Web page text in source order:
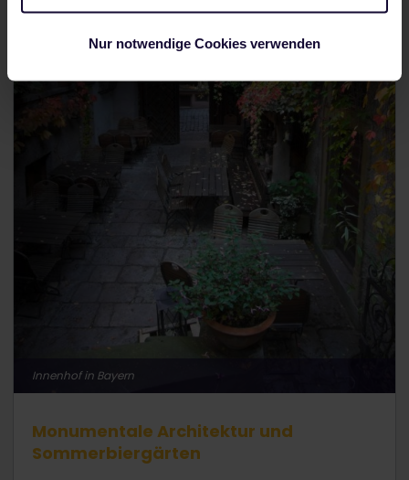
Nur notwendige Cookies verwenden
Innenhof in Bayern
Monumentale Architektur und
Sommerbiergärten